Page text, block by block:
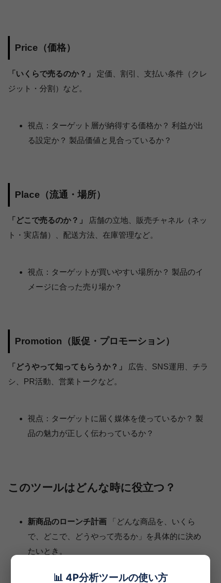
📊 4P分析ツールの使い方
Price（価格）
「いくらで売るのか？」
定価、割引、支払い条件（クレ
ジット・分割）など。
視点：ターゲット層が納得する価格か？ 利益が出
る設定か？ 製品価値と見合っているか？
Place（流通・場所）
「どこで売るのか？」
店舗の立地、販売チャネル（ネッ
ト・実店舗）、配送方法、在庫管理など。
視点：ターゲットが買いやすい場所か？ 製品のイ
メージに合った売り場か？
Promotion（販促・プロモーション）
「どうやって知ってもらうか？」
広告、SNS運用、チラ
シ、PR活動、営業トークなど。
視点：ターゲットに届く媒体を使っているか？ 製
品の魅力が正しく伝わっているか？
このツールはどんな時に役立つ？
新商品のローンチ計画 「どんな商品を、いくら
で、どこで、どうやって売るか」を具体的に決め
たいとき。
既存事業の改善「商品は良いのに売れない」とい